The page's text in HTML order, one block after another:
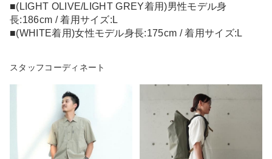
■(LIGHT OLIVE/LIGHT GREY着用)男性モデル身
長:186cm / 着用サイズ:L
■(WHITE着用)女性モデル身長:175cm / 着用サイズ:L
スタッフコーディネート